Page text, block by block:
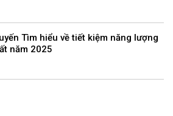
Tìm hiểu về tiết kiệm năng lượng
năm 2025